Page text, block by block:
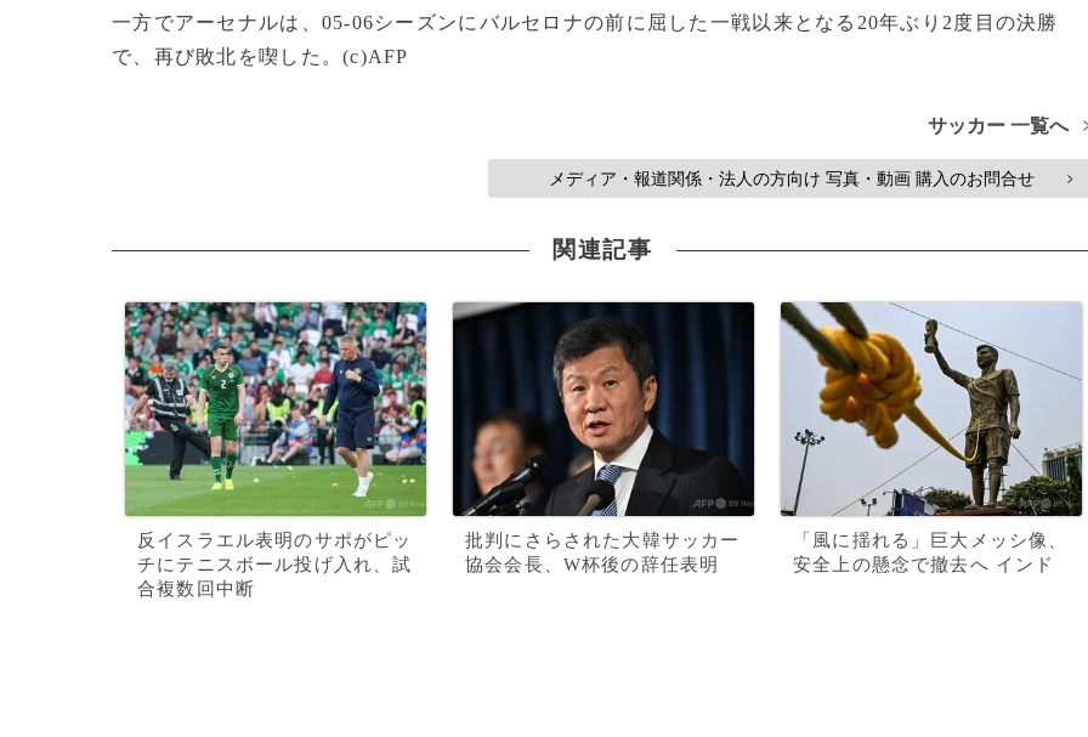
一方でアーセナルは、05-06シーズンにバルセロナの前に屈した一戦以来となる20年ぶり2度目の決勝
で、再び敗北を喫した。(c)AFP
サッカー 一覧へ
メディア・報道関係・法人の方向け 写真・動画 購入のお問合せ >
関連記事
反イスラエル表明のサポがピッ
チにテニスボール投げ入れ、試
合複数回中断
批判にさらされた大韓サッカー
協会会長、W杯後の辞任表明
「風に揺れる」巨大メッシ像、
安全上の懸念で撤去へ インド